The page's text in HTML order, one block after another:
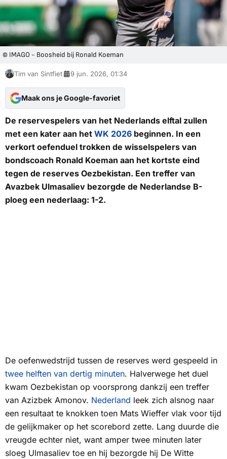
© IMAGO - Boosheid bij Ronald Koeman
Tim van Sintfiet 9 jun. 2026, 01:34
Maak ons je Google-favoriet
De reservespelers van het Nederlands elftal zullen
met een kater aan het WK 2026 beginnen. In een
verkort oefenduel trokken de wisselspelers van
bondscoach Ronald Koeman aan het kortste eind
tegen de reserves Oezbekistan. Een treffer van
Avazbek Ulmasaliev bezorgde de Nederlandse B-
ploeg een nederlaag: 1-2.
De oefenwedstrijd tussen de reserves werd gespeeld in
twee helften van dertig minuten. Halverwege het duel
kwam Oezbekistan op voorsprong dankzij een treffer
van Azizbek Amonov. Nederland leek zich alsnog naar
een resultaat te knokken toen Mats Wieffer vlak voor tijd
de gelijkmaker op het scorebord zette. Lang duurde die
vreugde echter niet, want amper twee minuten later
sloeg Ulmasaliev toe en hij bezorgde hij De Witte